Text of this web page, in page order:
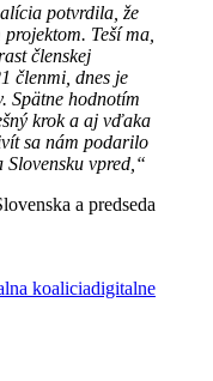
potvrdila, že
Teší ma,
členskej
členmi, dnes je
Spätne hodnotím
krok a aj vďaka
sa nám podarilo
vpred,“
a predseda
koaliciadigitalne